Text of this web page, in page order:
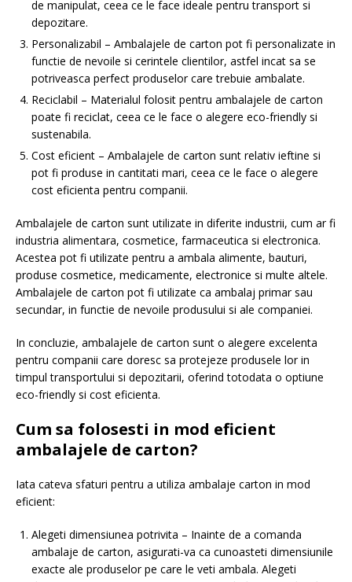
de manipulat, ceea ce le face ideale pentru transport si
depozitare.
Personalizabil – Ambalajele de carton pot fi personalizate in
functie de nevoile si cerintele clientilor, astfel incat sa se
potriveasca perfect produselor care trebuie ambalate.
Reciclabil – Materialul folosit pentru ambalajele de carton
poate fi reciclat, ceea ce le face o alegere eco-friendly si
sustenabila.
Cost eficient – Ambalajele de carton sunt relativ ieftine si
pot fi produse in cantitati mari, ceea ce le face o alegere
cost eficienta pentru companii.
Ambalajele de carton sunt utilizate in diferite industrii, cum ar fi
industria alimentara, cosmetice, farmaceutica si electronica.
Acestea pot fi utilizate pentru a ambala alimente, bauturi,
produse cosmetice, medicamente, electronice si multe altele.
Ambalajele de carton pot fi utilizate ca ambalaj primar sau
secundar, in functie de nevoile produsului si ale companiei.
In concluzie, ambalajele de carton sunt o alegere excelenta
pentru companii care doresc sa protejeze produsele lor in
timpul transportului si depozitarii, oferind totodata o optiune
eco-friendly si cost eficienta.
Cum sa folosesti in mod eficient
ambalajele de carton?
Iata cateva sfaturi pentru a utiliza ambalaje carton in mod
eficient:
Alegeti dimensiunea potrivita – Inainte de a comanda
ambalaje de carton, asigurati-va ca cunoasteti dimensiunile
exacte ale produselor pe care le veti ambala. Alegeti